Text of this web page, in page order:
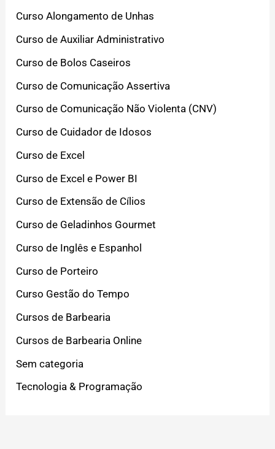
Curso Alongamento de Unhas
Curso de Auxiliar Administrativo
Curso de Bolos Caseiros
Curso de Comunicação Assertiva
Curso de Comunicação Não Violenta (CNV)
Curso de Cuidador de Idosos
Curso de Excel
Curso de Excel e Power BI
Curso de Extensão de Cílios
Curso de Geladinhos Gourmet
Curso de Inglês e Espanhol
Curso de Porteiro
Curso Gestão do Tempo
Cursos de Barbearia
Cursos de Barbearia Online
Sem categoria
Tecnologia & Programação